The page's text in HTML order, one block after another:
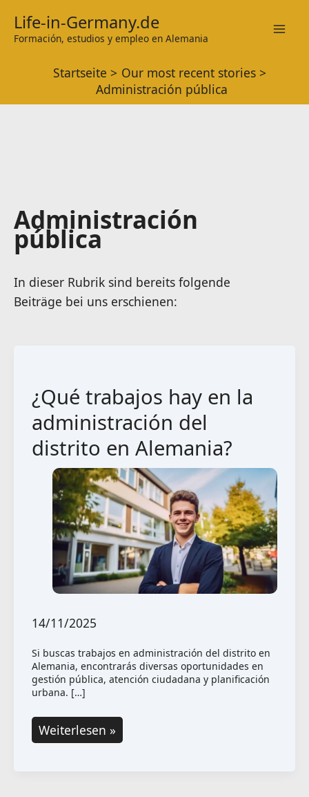
Inhalt
springen
Life-in-Germany.de
Formación, estudios y empleo en Alemania
Startseite
Our most recent stories
Administración pública
Administración
pública
¿Qué trabajos hay en la
administración del
distrito en Alemania?
14/11/2025
Si buscas trabajos en administración del distrito en
Alemania, encontrarás diversas oportunidades en
gestión pública, atención ciudadana y planificación
urbana. […]
¿Qué
trabajos
Weiterlesen »